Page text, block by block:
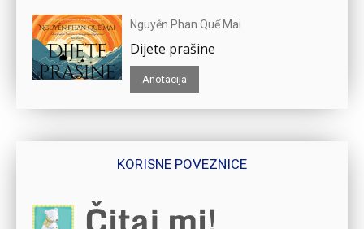
Nguyễn Phan Quế Mai
Dijete prašine
Anotacija
KORISNE POVEZNICE